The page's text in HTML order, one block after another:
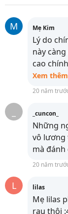
M Mẹ Kim
Lý do
này
cao
Xem thêm
20 năm
_cuncon_
Những
vô lương
mà đánh
20 năm
L lilas
Mẹ lilas
rau thôi